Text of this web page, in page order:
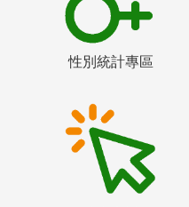
性別統計專區